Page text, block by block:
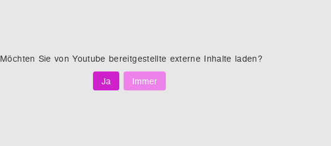
Möchten Sie vonYoutube bereitgestellte externe Inhalte laden?
Ja
Immer